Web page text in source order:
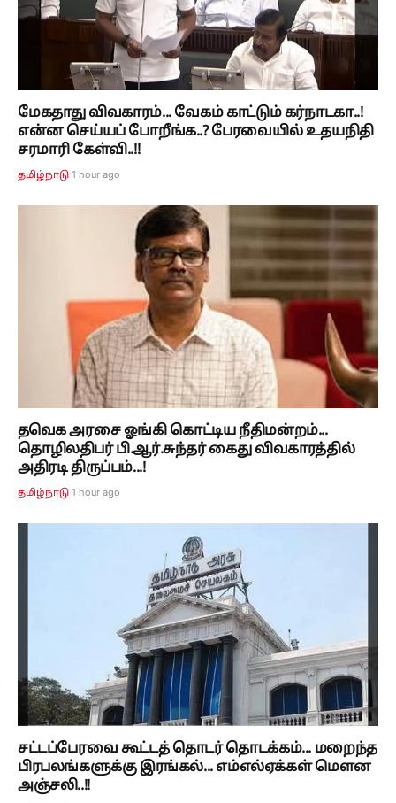
மேகதாது விவகாரம்... வேகம் காட்டும் கர்நாடகா..!
என்ன செய்யப் போறீங்க..? பேரவையில் உதயநிதி
சரமாரி கேள்வி..!!
தமிழ்நாடு 1 hour ago
தவெக அரசை ஓங்கி கொட்டிய நீதிமன்றம்...
தொழிலதிபர் பி.ஆர்.சுந்தர் கைது விவகாரத்தில்
அதிரடி திருப்பம்...!
தமிழ்நாடு 1 hour ago
சட்டப்பேரவை கூட்டத் தொடர் தொடக்கம்... மறைந்த
பிரபலங்களுக்கு இரங்கல்... எம்எல்ஏக்கள் மௌன
அஞ்சலி..!!